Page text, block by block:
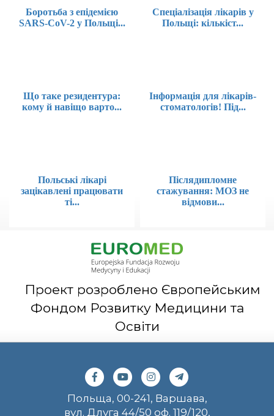
Боротьба з епідемією
SARS-CoV-2 у Польщі...
Спеціалізація лікарів у
Польщі: кількіст...
Що таке резидентура:
кому й навіщо варто...
Інформація для лікарів-
стоматологів! Під...
Польські лікарі
зацікавлені працювати
ті...
Післядипломне
стажування: МОЗ не
відмови...
Проект розроблено Європейським
Фондом Розвитку Медицини та
Освіти
Польща, 00-241, Варшава,
вул. Длуга 44/50 оф. 119/120,